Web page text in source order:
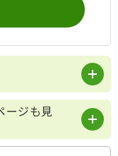
ージも見